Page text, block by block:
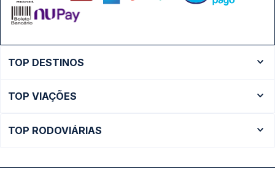
TOP DESTINOS
Ônibus São Paulo
TOP VIAÇÕES
TOP RODOVIÁRIAS